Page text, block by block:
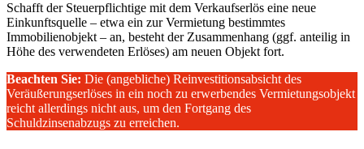
Schafft der Steuerpflichtige mit dem Verkaufserlös eine neue
Einkunftsquelle – etwa ein zur Vermietung bestimmtes
Immobilienobjekt – an, besteht der Zusammenhang (ggf. anteilig in
Höhe des verwendeten Erlöses) am neuen Objekt fort.
Beachten Sie: Die (angebliche) Reinvestitionsabsicht des
Veräußerungserlöses in ein noch zu erwerbendes Vermietungsobjekt
reicht allerdings nicht aus, um den Fortgang des
Schuldzinsenabzugs zu erreichen.